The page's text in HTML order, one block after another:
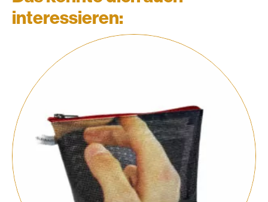
interessieren: